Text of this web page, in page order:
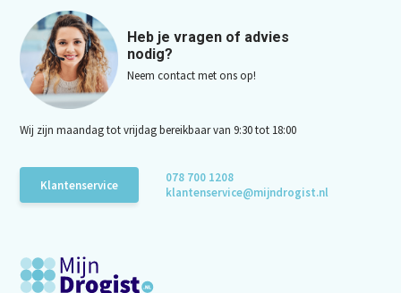
Heb je vragen of advies
nodig?
Neem contact met ons op!
Wij zijn maandag tot vrijdag bereikbaar van 9:30 tot 18:00
Klantenservice
078 700 1208
klantenservice@mijndrogist.nl